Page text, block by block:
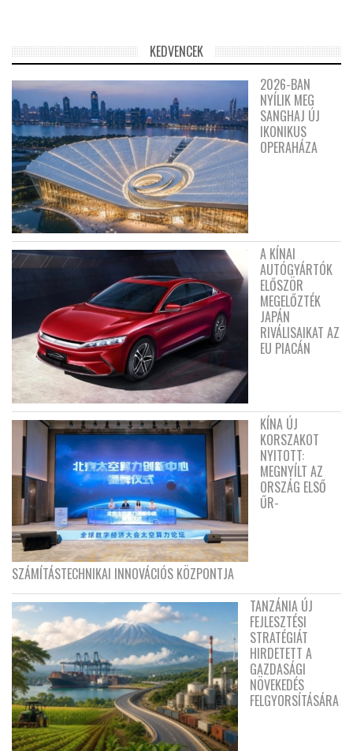
KEDVENCEK
2026-BAN
NYÍLIK MEG
SANGHAJ ÚJ
IKONIKUS
OPERAHÁZA
A KÍNAI
AUTÓGYÁRTÓK
ELŐSZÖR
MEGELŐZTÉK
JAPÁN
RIVÁLISAIKAT AZ
EU PIACÁN
KÍNA ÚJ
KORSZAKOT
NYITOTT:
MEGNYÍLT AZ
ORSZÁG ELSŐ
ŰR-
SZÁMÍTÁSTECHNIKAI INNOVÁCIÓS KÖZPONTJA
TANZÁNIA ÚJ
FEJLESZTÉSI
STRATÉGIÁT
HIRDETETT A
GAZDASÁGI
NÖVEKEDÉS
FELGYORSÍTÁSÁRA